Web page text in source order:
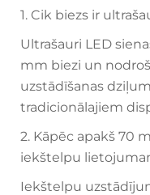
1. Cik biezs ir
Ultrašauri LED
mm biezi un
uzstādīšanas
tradicionālajiem
2. Kāpēc apakš 70
iekštelpu
Iekštelpu